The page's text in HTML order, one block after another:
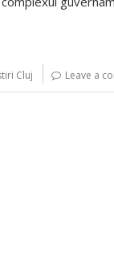
Cluj Leave a